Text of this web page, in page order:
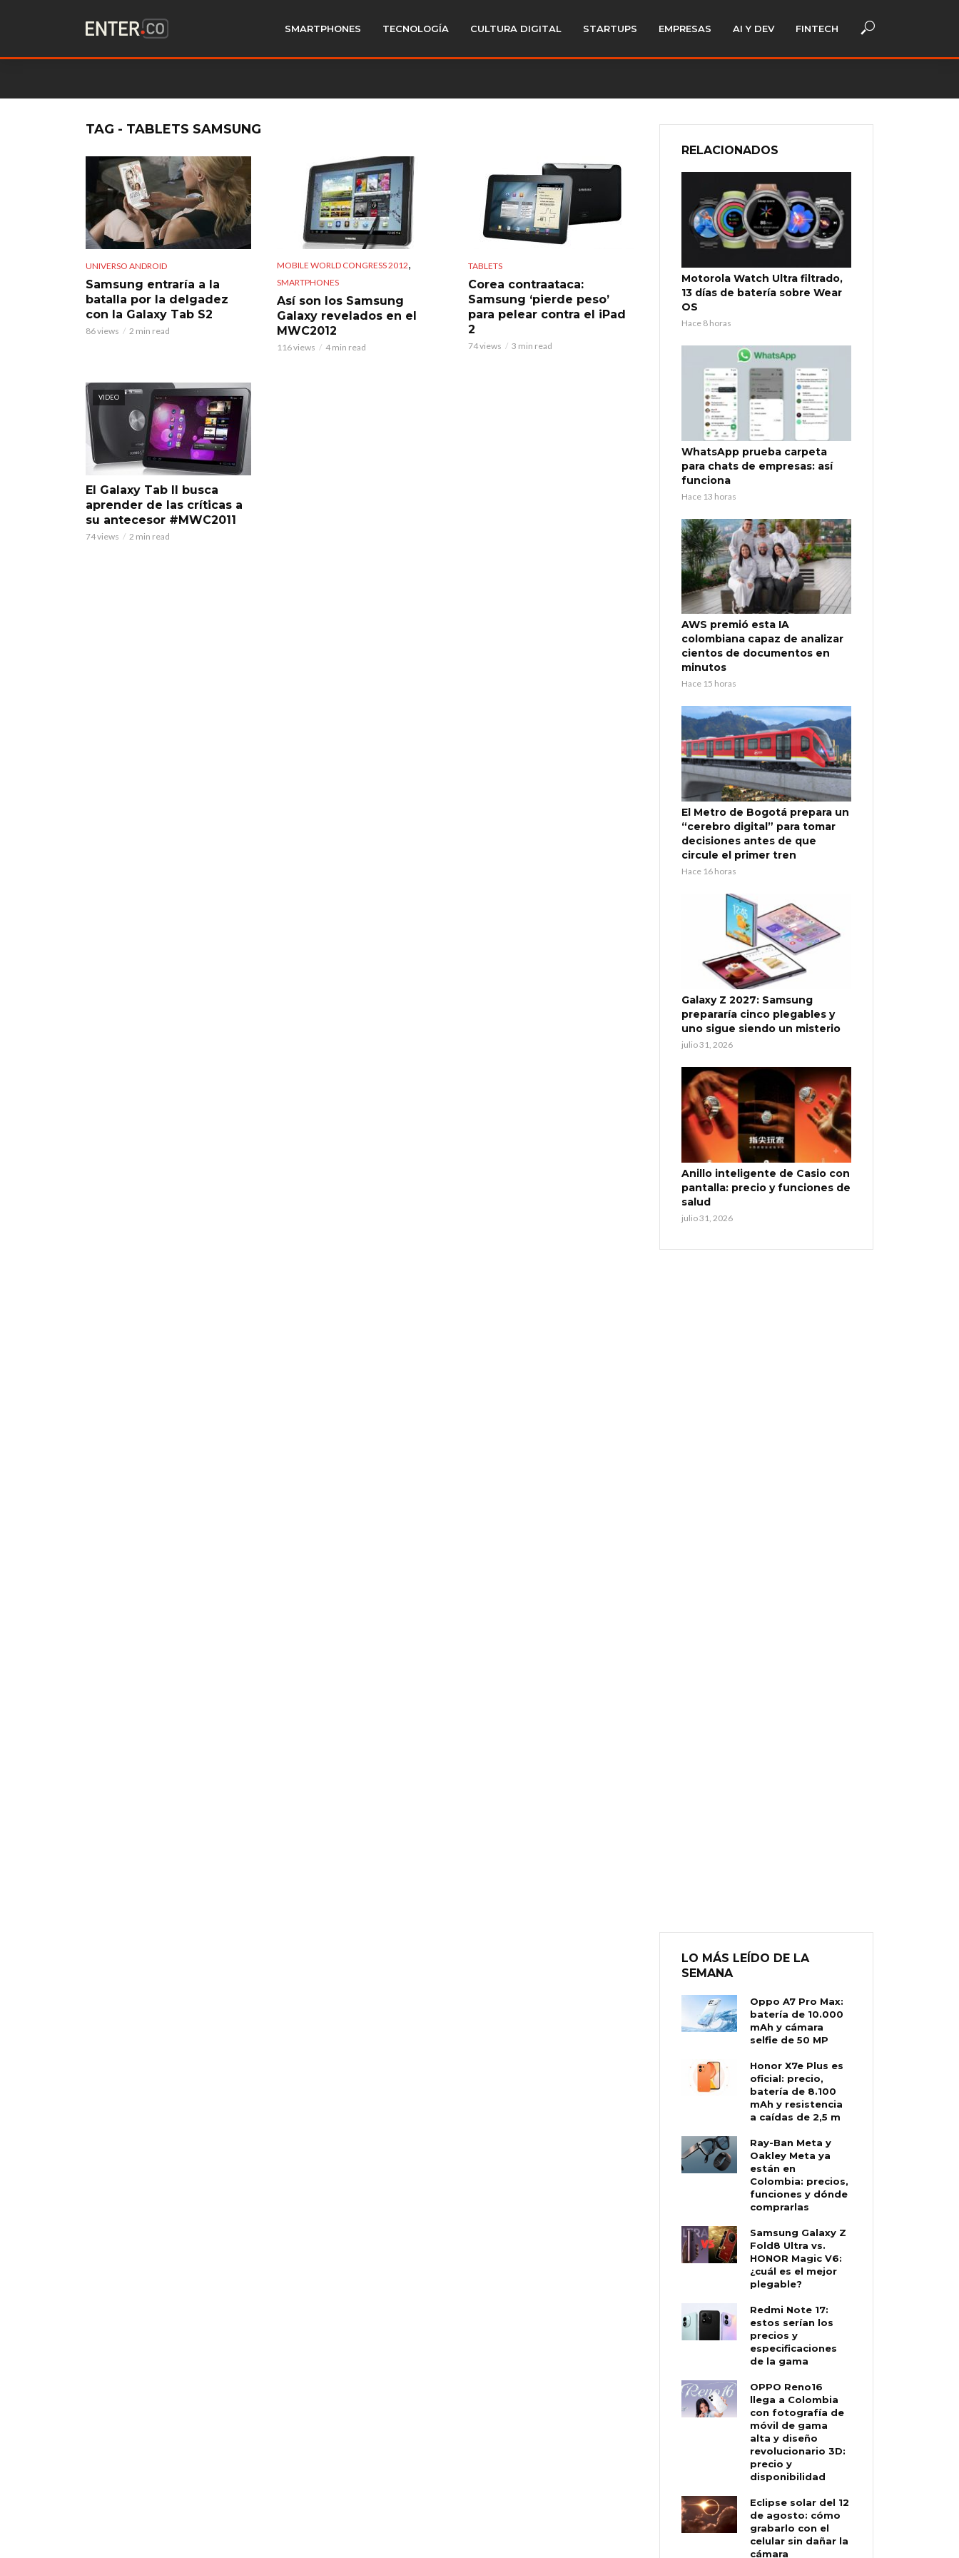
SMARTPHONES TECNOLOGÍA CULTURA DIGITAL STARTUPS EMPRESAS AI Y DEV FINTECH
TAG - TABLETS SAMSUNG
UNIVERSO ANDROID
Samsung entraría a la
batalla por la delgadez
con la Galaxy Tab S2
86 views 2 min read
MOBILE WORLD CONGRESS 2012,
SMARTPHONES
Así son los Samsung
Galaxy revelados en el
MWC2012
116 views 4 min read
TABLETS
Corea contraataca:
Samsung ‘pierde peso’
para pelear contra el iPad
2
74 views 3 min read
VIDEO
El Galaxy Tab II busca
aprender de las críticas a
su antecesor #MWC2011
74 views 2 min read
RELACIONADOS
Motorola Watch Ultra filtrado,
13 días de batería sobre Wear
OS
Hace 8 horas
WhatsApp prueba carpeta
para chats de empresas: así
funciona
Hace 13 horas
AWS premió esta IA
colombiana capaz de analizar
cientos de documentos en
minutos
Hace 15 horas
El Metro de Bogotá prepara un
“cerebro digital” para tomar
decisiones antes de que
circule el primer tren
Hace 16 horas
Galaxy Z 2027: Samsung
prepararía cinco plegables y
uno sigue siendo un misterio
julio 31, 2026
Anillo inteligente de Casio con
pantalla: precio y funciones de
salud
julio 31, 2026
LO MÁS LEÍDO DE LA
SEMANA
Oppo A7 Pro Max:
batería de 10.000
mAh y cámara
selfie de 50 MP
Honor X7e Plus es
oficial: precio,
batería de 8.100
mAh y resistencia
a caídas de 2,5 m
Ray-Ban Meta y
Oakley Meta ya
están en
Colombia: precios,
funciones y dónde
comprarlas
Samsung Galaxy Z
Fold8 Ultra vs.
HONOR Magic V6:
¿cuál es el mejor
plegable?
Redmi Note 17:
estos serían los
precios y
especificaciones
de la gama
OPPO Reno16
llega a Colombia
con fotografía de
móvil de gama
alta y diseño
revolucionario 3D:
precio y
disponibilidad
Eclipse solar del 12
de agosto: cómo
grabarlo con el
celular sin dañar la
cámara